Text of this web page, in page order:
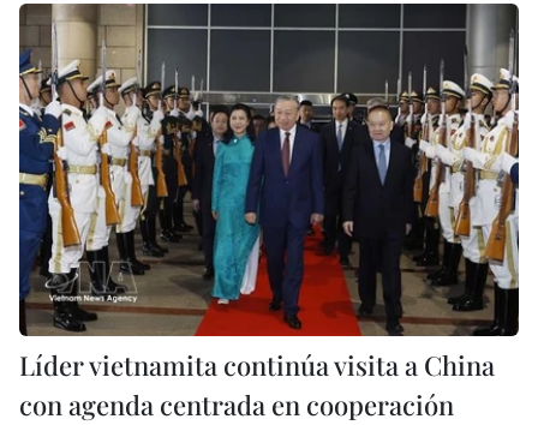
Líder vietnamita continúa visita a China
con agenda centrada en cooperación